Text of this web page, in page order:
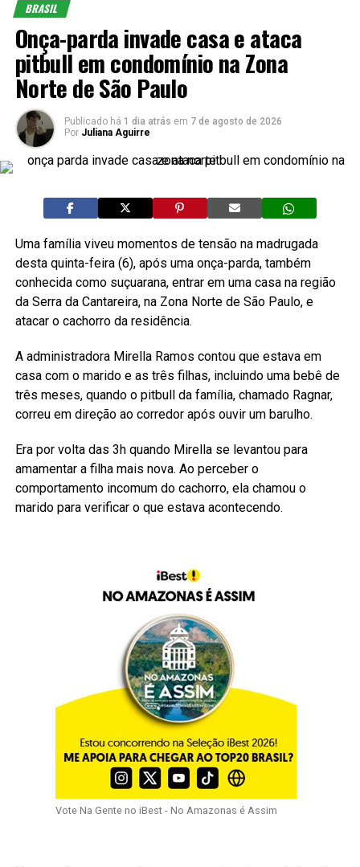
BRASIL
Onça-parda invade casa e ataca
pitbull em condomínio na Zona
Norte de São Paulo
Publicado há 1 dia atrás em 7 de agosto de 2026
Por Juliana Aguirre
Uma família viveu momentos de tensão na madrugada
desta quinta-feira (6), após uma onça-parda, também
conhecida como suçuarana, entrar em uma casa na região
da Serra da Cantareira, na Zona Norte de São Paulo, e
atacar o cachorro da residência.
A administradora Mirella Ramos contou que estava em
casa com o marido e as três filhas, incluindo uma bebê de
três meses, quando o pitbull da família, chamado Ragnar,
correu em direção ao corredor após ouvir um barulho.
Era por volta das 3h quando Mirella se levantou para
amamentar a filha mais nova. Ao perceber o
comportamento incomum do cachorro, ela chamou o
marido para verificar o que estava acontecendo.
Vote Na Gente no iBest - No Amazonas é Assim